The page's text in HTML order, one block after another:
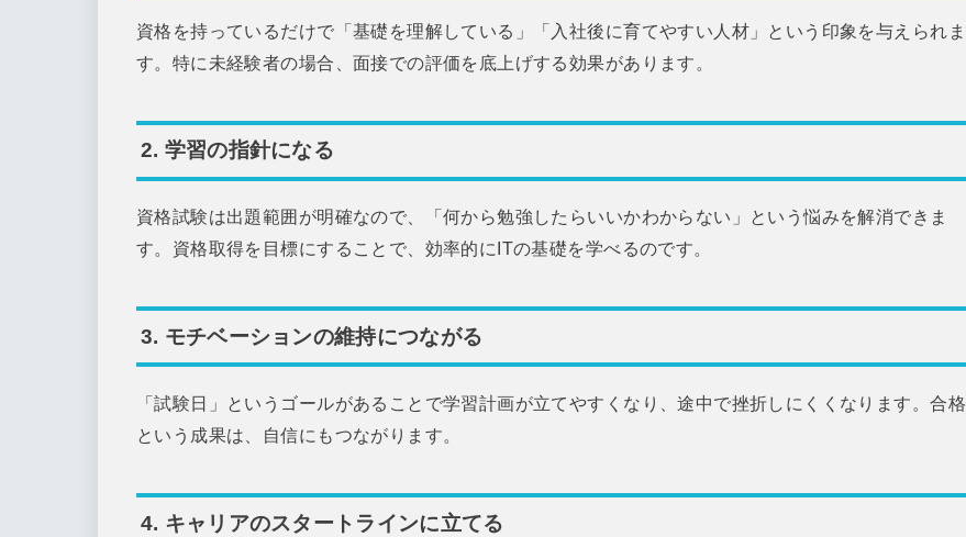
資格を持っているだけで「基礎を理解している」「入社後に育てやすい人材」という印象を与えられま
す。特に未経験者の場合、面接での評価を底上げする効果があります。
2. 学習の指針になる
資格試験は出題範囲が明確なので、「何から勉強したらいいかわからない」という悩みを解消できま
す。資格取得を目標にすることで、効率的にITの基礎を学べるのです。
3. モチベーションの維持につながる
「試験日」というゴールがあることで学習計画が立てやすくなり、途中で挫折しにくくなります。合格
という成果は、自信にもつながります。
4. キャリアのスタートラインに立てる